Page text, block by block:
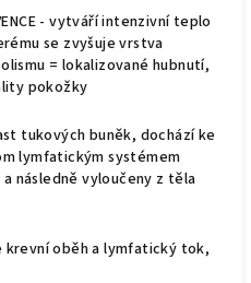
- vytváří intenzivní teplo
se zvyšuje vrstva
= lokalizované hubnutí,
pokožky
tukových buněk, dochází ke
lymfatickým systémem
následně vyloučeny z těla
krevní oběh a lymfatický tok,